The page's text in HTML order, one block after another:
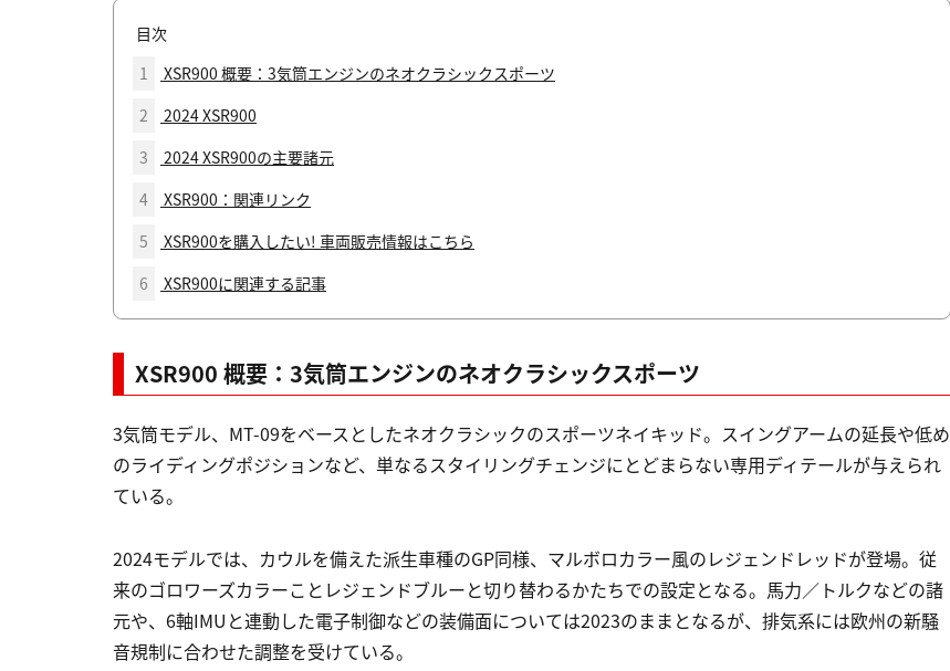
目次
1
XSR900 概要：3気筒エンジンのネオクラシックスポーツ
2
2024 XSR900
3
2024 XSR900の主要諸元
4
XSR900：関連リンク
5
XSR900を購入したい! 車両販売情報はこちら
6
XSR900に関連する記事
XSR900 概要：3気筒エンジンのネオクラシックスポーツ
3気筒モデル、MT-09をベースとしたネオクラシックのスポーツネイキッド。スイングアームの延長や低め
のライディングポジションなど、単なるスタイリングチェンジにとどまらない専用ディテールが与えられ
ている。
2024モデルでは、カウルを備えた派生車種のGP同様、マルボロカラー風のレジェンドレッドが登場。従
来のゴロワーズカラーことレジェンドブルーと切り替わるかたちでの設定となる。馬力／トルクなどの諸
元や、6軸IMUと連動した電子制御などの装備面については2023のままとなるが、排気系には欧州の新騒
音規制に合わせた調整を受けている。